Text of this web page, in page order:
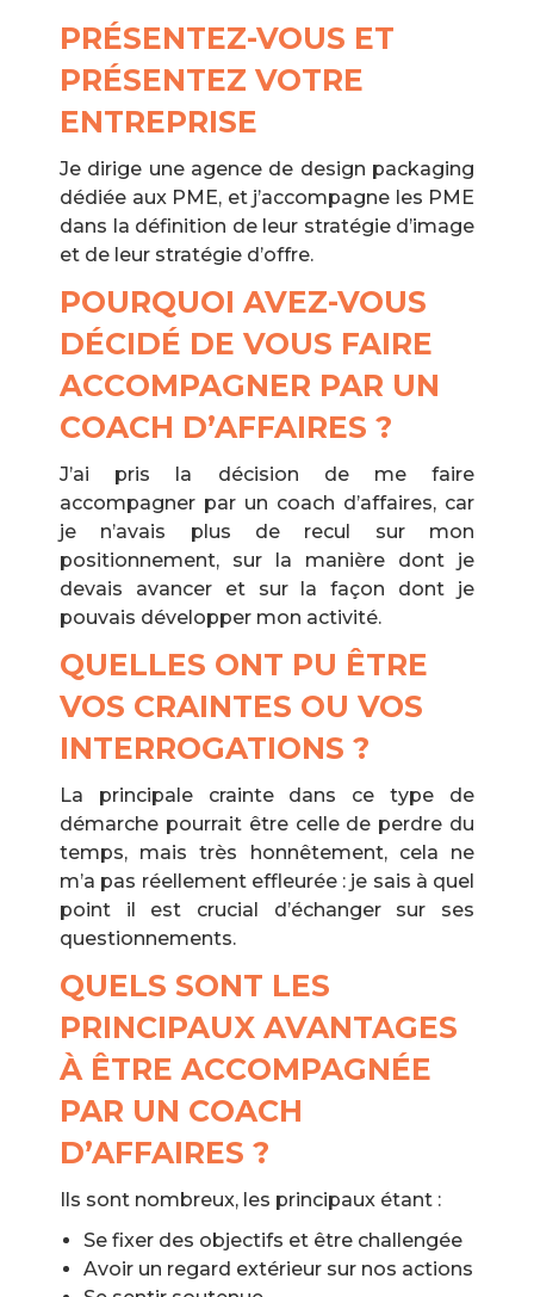
PRÉSENTEZ-VOUS ET
PRÉSENTEZ VOTRE
ENTREPRISE
Je dirige une agence de design packaging
dédiée aux PME, et j’accompagne les PME
dans la définition de leur stratégie d’image
et de leur stratégie d’offre.
POURQUOI AVEZ-VOUS
DÉCIDÉ DE VOUS FAIRE
ACCOMPAGNER PAR UN
COACH D’AFFAIRES ?
J’ai pris la décision de me faire
accompagner par un coach d’affaires, car
je n’avais plus de recul sur mon
positionnement, sur la manière dont je
devais avancer et sur la façon dont je
pouvais développer mon activité.
QUELLES ONT PU ÊTRE
VOS CRAINTES OU VOS
INTERROGATIONS ?
La principale crainte dans ce type de
démarche pourrait être celle de perdre du
temps, mais très honnêtement, cela ne
m’a pas réellement effleurée : je sais à quel
point il est crucial d’échanger sur ses
questionnements.
QUELS SONT LES
PRINCIPAUX AVANTAGES
À ÊTRE ACCOMPAGNÉE
PAR UN COACH
D’AFFAIRES ?
Ils sont nombreux, les principaux étant :
Se fixer des objectifs et être challengée
Avoir un regard extérieur sur nos actions